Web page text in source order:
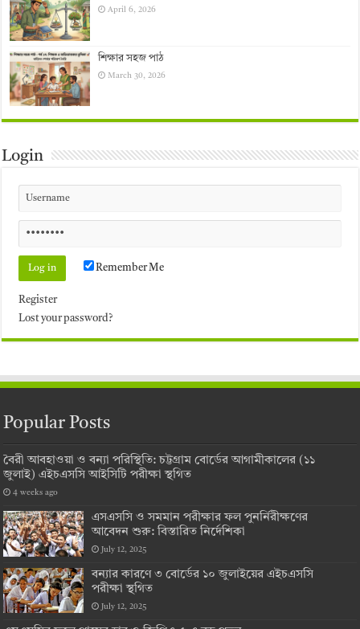
April 6, 2026
শিক্ষার সহজ পাঠ
March 30, 2026
Login
Remember Me
Register
Lost your password?
Popular Posts
বৈরী আবহাওয়া ও বন্যা পরিস্থিতি: চট্টগ্রাম বোর্ডের আগামীকালের (১১
জুলাই) এইচএসসি আইসিটি পরীক্ষা স্থগিত
4 weeks ago
এসএসসি ও সমমান পরীক্ষার ফল পুনর্নিরীক্ষণের
আবেদন শুরু: বিস্তারিত নির্দেশিকা
July 12, 2025
বন্যার কারণে ৩ বোর্ডের ১০ জুলাইয়ের এইচএসসি
পরীক্ষা স্থগিত
July 12, 2025